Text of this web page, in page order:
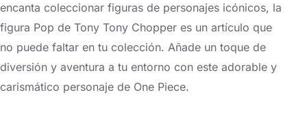
encanta coleccionar figuras de personajes icónicos, la
figura Pop de Tony Tony Chopper es un artículo que
no puede faltar en tu colección. Añade un toque de
diversión y aventura a tu entorno con este adorable y
carismático personaje de One Piece.